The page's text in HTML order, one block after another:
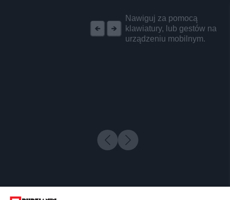
Nawiguj za pomocą
klawiatury, lub gestów na
urządzeniu mobilnym.